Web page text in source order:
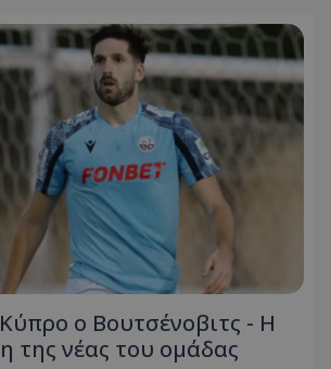
ο Βουτσένοβιτς - Η
της νέας του ομάδας